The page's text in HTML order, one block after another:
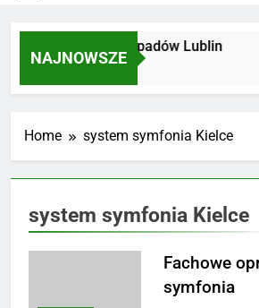
NAJNOWSZE
Utylizacja odpadów Lublin
2 Miesiące Ago
Home system symfonia Kielce
system symfonia Kielce
Fachowe
symfonia